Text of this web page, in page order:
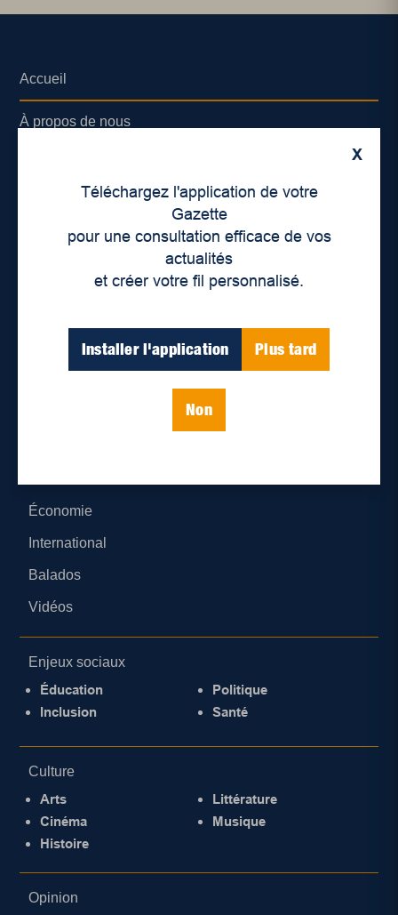
X
Téléchargez l'application de votre
Gazette
pour une consultation efficace de vos
actualités
et créer votre fil personnalisé.
Installer l'application Plus tard
Non
Accueil
À propos de nous
Lieux de distribution
Économie
International
Balados
Vidéos
Enjeux sociaux
Éducation
Inclusion
Politique
Santé
Culture
Arts
Cinéma
Histoire
Littérature
Musique
Opinion